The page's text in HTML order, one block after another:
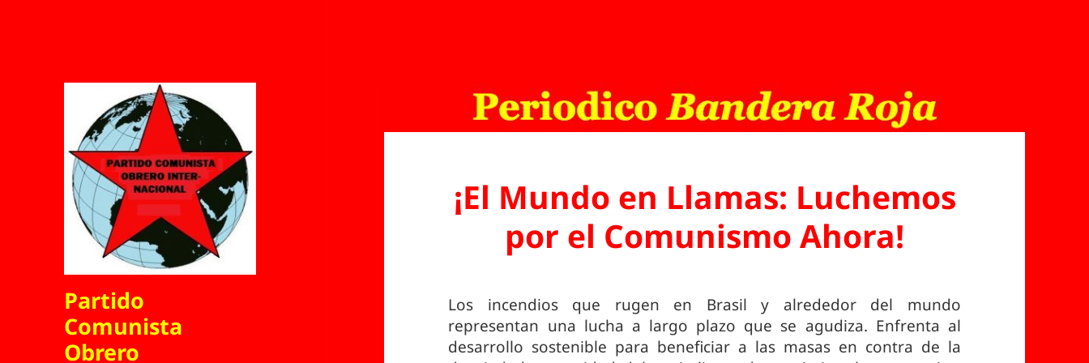
Partido
Comunista
Obrero
¡El Mundo en Llamas: Luchemos
por el Comunismo Ahora!
Los incendios que rugen en Brasil y alrededor del mundo
representan una lucha a largo plazo que se agudiza. Enfrenta al
desarrollo sostenible para beneficiar a las masas en contra de la